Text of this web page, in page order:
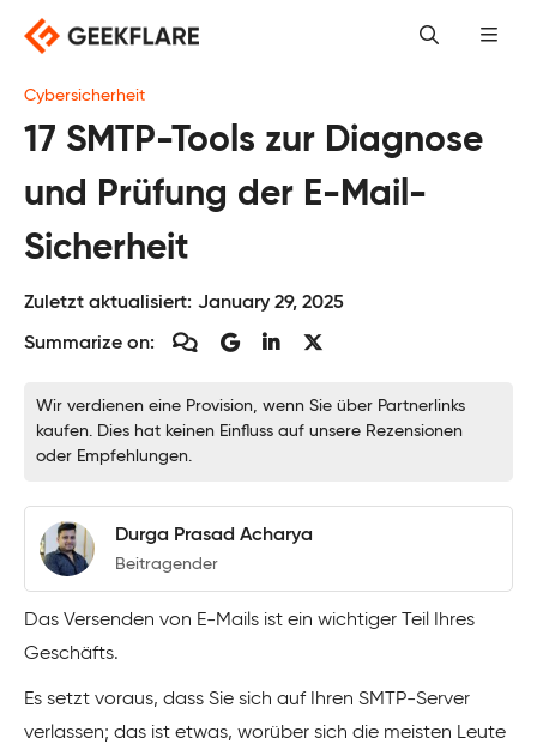
Skip
content
Cybersicherheit
17 SMTP-Tools zur Diagnose
und Prüfung der E-Mail-
Sicherheit
Zuletzt aktualisiert: January 29, 2025
Summarize on:
Wir verdienen eine Provision, wenn Sie über Partnerlinks
kaufen. Dies hat keinen Einfluss auf unsere Rezensionen
oder Empfehlungen.
Durga Prasad Acharya
Beitragender
Das Versenden von E-Mails ist ein wichtiger Teil Ihres
Geschäfts.
Es setzt voraus, dass Sie sich auf Ihren SMTP-Server
verlassen; das ist etwas, worüber sich die meisten Leute